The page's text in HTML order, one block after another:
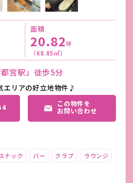
面積
20.82坪
（68.85㎡）
宮駅」徒歩5分
エリアの好立地物件♪
この物件を
お問い合わせ
スナック バー クラブ ラウンジ